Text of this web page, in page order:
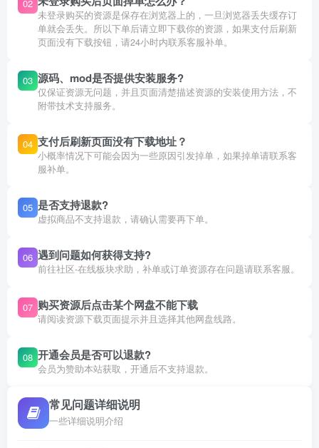
02
未登录购买的资源是保存在浏览器上的，一旦浏览器丢失缓存订
单就会丢失。所以下单后请立即下载你的资源，如果支付后刷新
页面没有下载按钮，请24小时内联系客服补单。
03 源码、mod是否提供安装服务?
仅保证资源无问题，并且页面清楚描述资源的安装使用方法，不
附带技术支持服务。
04 支付后刷新页面没有下载地址？
小概率情况下可能会因为一些原因引发掉单，如果掉单请联系客
服补单。
05 是否支持退款?
虚拟商品不支持退款，请确认需要再下单。
06 遇到问题如何获得支持?
前往社区-在线板块求助，补单或订单资源存在问题请联系客服。
07 购买资源后点击某个网盘不能下载
请阅读资源下载页面提示并且选择其他网盘线路。
08 开通会员是否可以退款?
会员为赞助本站获取，开通后不支持退款。
常见问题详细说明
一些详细说明介绍